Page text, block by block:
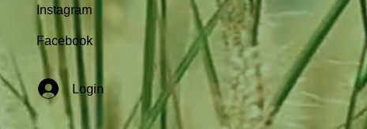
Instagram
Facebook
Login